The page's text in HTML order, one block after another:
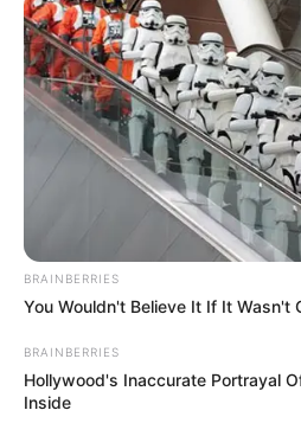
BRAINBERRIES
You Wouldn't Believe It If It Wasn't
BRAINBERRIES
Hollywood's Inaccurate Portrayal
Inside